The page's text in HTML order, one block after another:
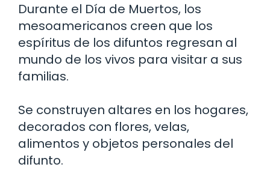
Durante el Día de Muertos, los
mesoamericanos creen que los
espíritus de los difuntos regresan al
mundo de los vivos para visitar a sus
familias.
Se construyen altares en los hogares,
decorados con flores, velas,
alimentos y objetos personales del
difunto.